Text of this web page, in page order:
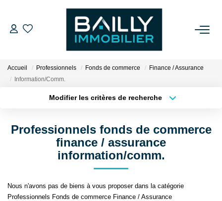
ACHETER
NOS AGENCES
Nos Partenaires
Accueil Professionnels Fonds de commerce
Finance / Assurance
Information/Comm.
Modifier les critères de recherche
Sélectionnez...
Type de bien
Créer une alerte
Professionnels fonds de commerce
finance / assurance
information/comm.
Nous n'avons pas de biens à vous proposer dans la catégorie
Professionnels Fonds de commerce Finance / Assurance